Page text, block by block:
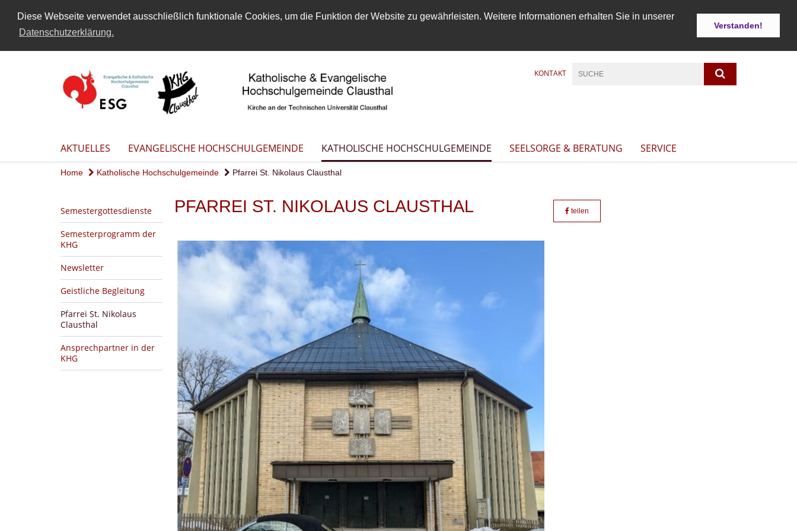
Diese Webseite verwendet ausschließlich funktionale Cookies, um die Funktion der Website zu gewährleisten. Weitere Informationen erhalten Sie in unserer
Datenschutzerklärung.
Verstanden!
KONTAKT
AKTUELLES EVANGELISCHE HOCHSCHULGEMEINDE KATHOLISCHE HOCHSCHULGEMEINDE SEELSORGE & BERATUNG SERVICE
Home Katholische Hochschulgemeinde Pfarrei St. Nikolaus Clausthal
Semestergottesdienste
Semesterprogramm der
KHG
Newsletter
Geistliche Begleitung
Pfarrei St. Nikolaus
Clausthal
Ansprechpartner in der
KHG
PFARREI ST. NIKOLAUS CLAUSTHAL teilen